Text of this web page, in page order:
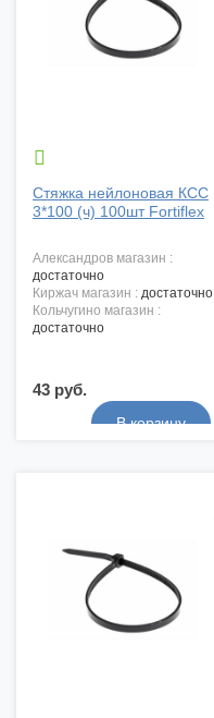

Стяжка нейлоновая КСС
3*100 (ч) 100шт Fortiflex
александров магазин :
достаточно
киржач магазин : достаточно
кольчугино магазин :
достаточно
43 руб.